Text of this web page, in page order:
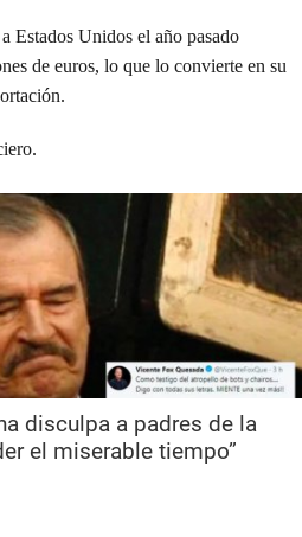
Estados Unidos el año pasado
de euros, lo que lo convierte en su
disculpa a padres de la
el miserable tiempo”